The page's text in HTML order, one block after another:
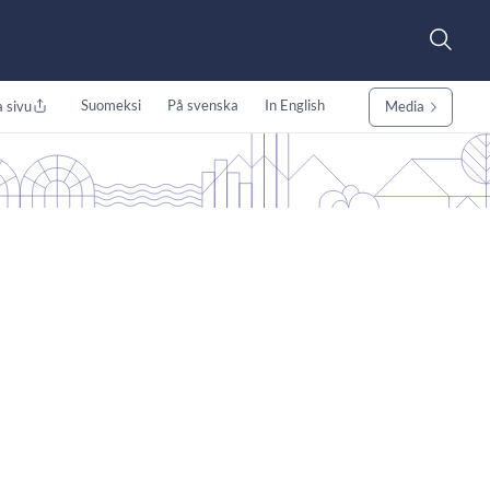
sivu Suomeksi På svenska In English Media